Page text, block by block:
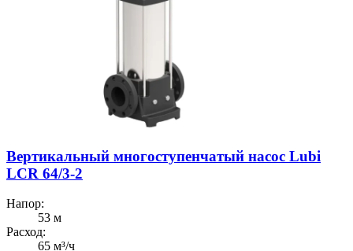
Вертикальный многоступенчатый насос Lubi
LCR 64/3-2
Напор:
53 м
Расход:
65 м³/ч